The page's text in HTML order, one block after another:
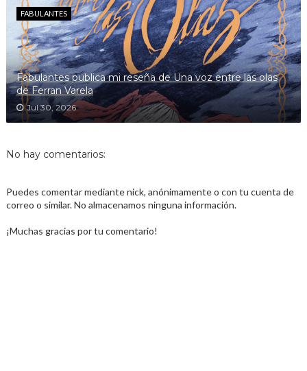
FABULANTES
Fabulantes publica mi reseña de Una voz entre las olas
de Ferran Varela
Jul 30, 2026
No hay comentarios:
Puedes comentar mediante nick, anónimamente o con tu cuenta de
correo o similar. No almacenamos ninguna información.
¡Muchas gracias por tu comentario!